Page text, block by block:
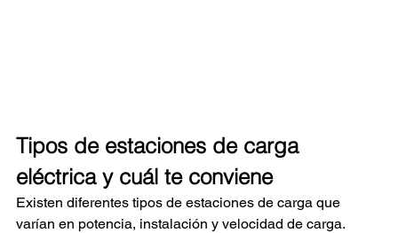
Tipos de estaciones de carga
eléctrica y cuál te conviene
Existen diferentes tipos de estaciones de carga que
varían en potencia, instalación y velocidad de carga.